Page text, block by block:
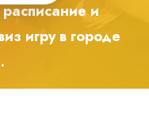
и
игру в городе
.